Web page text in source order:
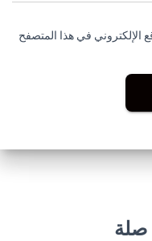
الإلكتروني في هذا المتصفح
صلة